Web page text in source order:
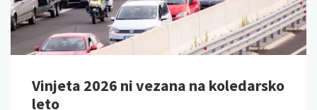
Vinjeta 2026 ni vezana na koledarsko
leto